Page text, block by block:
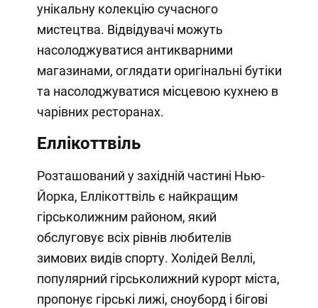
унікальну колекцію сучасного
мистецтва. Відвідувачі можуть
насолоджуватися антикварними
магазинами, оглядати оригінальні бутіки
та насолоджуватися місцевою кухнею в
чарівних ресторанах.
Еллікоттвіль
Розташований у західній частині Нью-
Йорка, Еллікоттвіль є найкращим
гірськолижним районом, який
обслуговує всіх рівнів любителів
зимових видів спорту. Холідей Веллі,
популярний гірськолижний курорт міста,
пропонує гірські лижі, сноуборд і бігові